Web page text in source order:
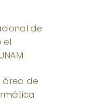
de
el
área de